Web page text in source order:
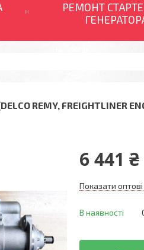
РЕМОНТ
REMY, FREIGHTLINER
6 441 ₴
Показати оптові
В наявності